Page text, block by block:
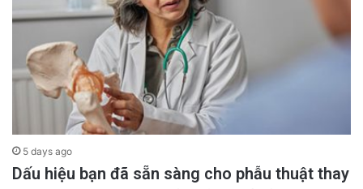
5 days ago
Dấu hiệu bạn đã sẵn sàng cho phẫu thuật thay